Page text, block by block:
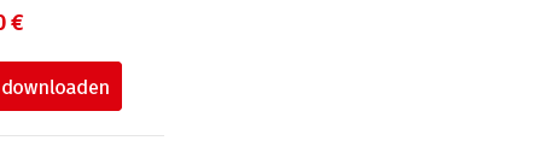
€